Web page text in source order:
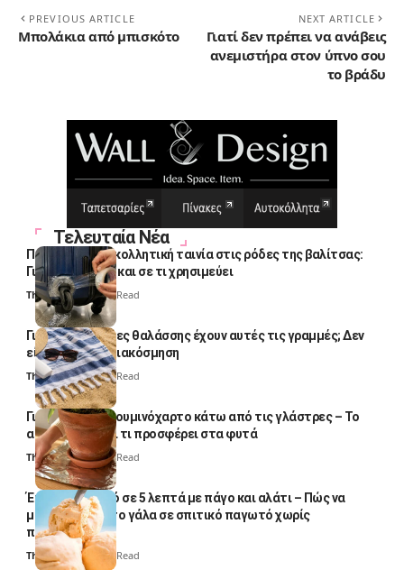
PREVIOUS ARTICLE
Μπολάκια από μπισκότο
NEXT ARTICLE
Γιατί δεν πρέπει να ανάβεις
ανεμιστήρα στον ύπνο σου
το βράδυ
Τελευταία Νέα
Πολλοί βάζουν κολλητική ταινία στις ρόδες της βαλίτσας:
Γιατί το κάνουν και σε τι χρησιμεύει
Thali Ombre 4 Min Read
Γιατί οι πετσέτες θαλάσσης έχουν αυτές τις γραμμές; Δεν
είναι μόνο για διακόσμηση
Thali Ombre5 Min Read
Γιατί βάζουν αλουμινόχαρτο κάτω από τις γλάστρες – Το
απλό κόλπο και τι προσφέρει στα φυτά
Thali Ombre4 Min Read
Έτοιμο παγωτό σε 5 λεπτά με πάγο και αλάτι – Πώς να
μετατρέψετε το γάλα σε σπιτικό παγωτό χωρίς
παγωτομηχανή
Thali Ombre 4 Min Read